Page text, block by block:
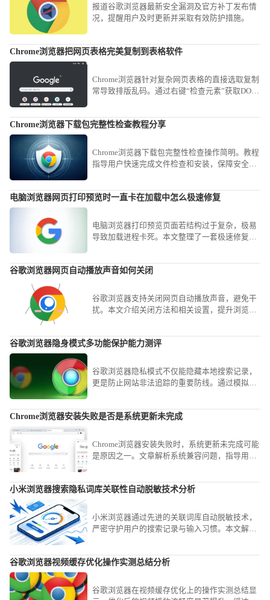
报道谷歌浏览器最新安全漏洞及官方补丁发布情
况，提醒用户及时更新并采取有效防护措施。
Chrome浏览器把网页表格完美复制到表格软件
Chrome浏览器针对复杂网页表格的直接选取复制
常导致排版乱码。通过右键“检查元素”获取DOM
移。
Chrome浏览器下载包完整性检查教程分享
Chrome浏览器下载包完整性检查操作简明。教程
指导用户快速完成文件检查和安装，保障安全，
电脑浏览器网页打印预览时一直卡在加载中怎么极速修复
电脑浏览器打印预览页面若结构过于复杂，极易
导致加载进程卡死。本文整理了一套极速修复方
谷歌浏览器网页自动播放声音如何关闭
谷歌浏览器支持关闭网页自动播放声音，避免干
扰。本文介绍关闭方法和相关设置，提升浏览环
谷歌浏览器隐身模式多功能保护能力测评
谷歌浏览器隐私模式不仅能隐藏本地搜索记录，
更是防止网站非法追踪的重要防线。通过模拟各
户正确认识无痕窗口的防护逻辑，在保障日常隐
Chrome浏览器安装失败是否是系统更新未完成
Chrome浏览器安装失败时，系统更新未完成可能
是原因之一。文章解析系统兼容问题，指导用户
小米浏览器搜索隐私词库关联性自动脱敏技术分析
小米浏览器通过先进的关联词库自动脱敏技术，
严密守护用户的搜索记录与输入习惯。本文解析
度屏蔽个人信息外泄风险。
谷歌浏览器视频缓存优化操作实测总结分析
谷歌浏览器在视频缓存优化上的操作实测总结显